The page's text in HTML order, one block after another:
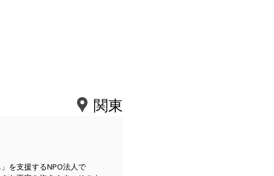
関東
を支援するNPO法人で